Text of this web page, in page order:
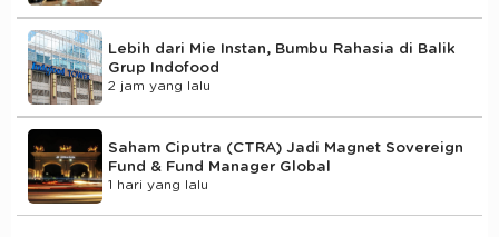
Lebih dari Mie Instan, Bumbu Rahasia di Balik
Grup Indofood
2 jam yang lalu
Saham Ciputra (CTRA) Jadi Magnet Sovereign
Fund & Fund Manager Global
1 hari yang lalu